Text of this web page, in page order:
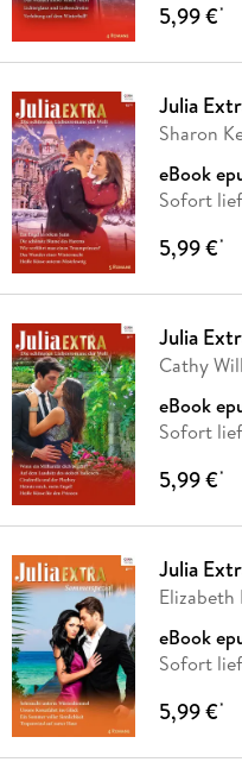
5,99 €*
Julia
Sharon
eBook
Sofort
5,99 €*
Julia
Cathy
eBook
Sofort
5,99 €*
Julia
Elizabeth
eBook
Sofort
5,99 €*